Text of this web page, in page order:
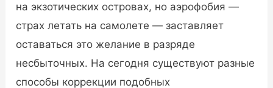
на экзотических островах, но аэрофобия —
страх летать на самолете — заставляет
оставаться это желание в разряде
несбыточных. На сегодня существуют разные
способы коррекции подобных